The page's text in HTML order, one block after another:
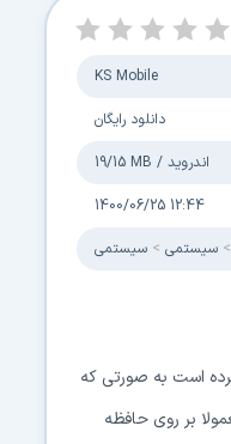
KS Mobile
دانلود رایگان
19/15 MB / اندروید
1400/06/25 12:44
سیستمی سیستمی
است به صورتی که
بر روی حافظه